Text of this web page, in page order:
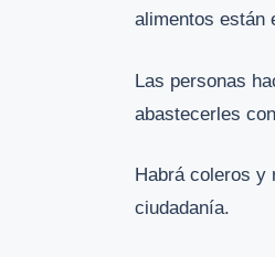
alimentos están
Las personas
abastecerles
Habrá coleros y
ciudadanía.